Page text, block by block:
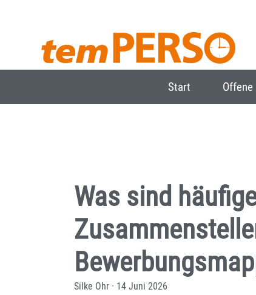
Start
Was sind
Silke Ohr · 14 Juni 2026